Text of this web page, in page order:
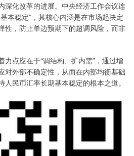
深化改革的进展。中央经济工作会议连
本稳定”，其核心内涵是在市场起决定
性，防止单边预期下的超调风险，而非
点应在于“调结构、扩内需”，通过增
对外部不确定性，从而在内部均衡基础
民币汇率长期基本稳定的根本之道。